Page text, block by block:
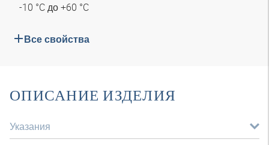
-10 °C до +60 °C
Все свойства
ОПИСАНИЕ ИЗДЕЛИЯ
Указания